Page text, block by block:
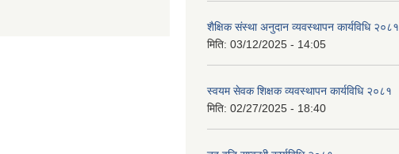
शैक्षिक संस्था अनुदान व्यवस्थापन कार्यविधि २०८१
मिति: 03/12/2025 - 14:05
स्वयम सेवक शिक्षक व्यवस्थापन कार्यविधि २०८१
मिति: 02/27/2025 - 18:40